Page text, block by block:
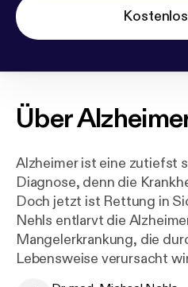
Über
Alzheimer ist eine zutiefst
Diagnose, denn die
Doch jetzt ist Rettung in
Nehls entlarvt die
Mangelerkrankung, die
Lebensweise verursacht